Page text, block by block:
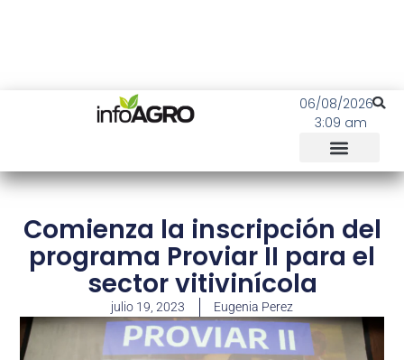
06/08/2026
3:09 am
Comienza la inscripción del
programa Proviar II para el
sector vitivinícola
julio 19, 2023 Eugenia Perez